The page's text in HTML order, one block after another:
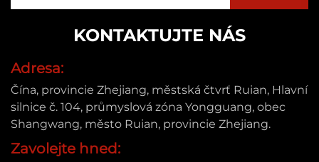
KONTAKTUJTE NÁS
Adresa:
Čína, provincie Zhejiang, městská čtvrť Ruian, Hlavní
silnice č. 104, průmyslová zóna Yongguang, obec
Shangwang, město Ruian, provincie Zhejiang.
Zavolejte hned: